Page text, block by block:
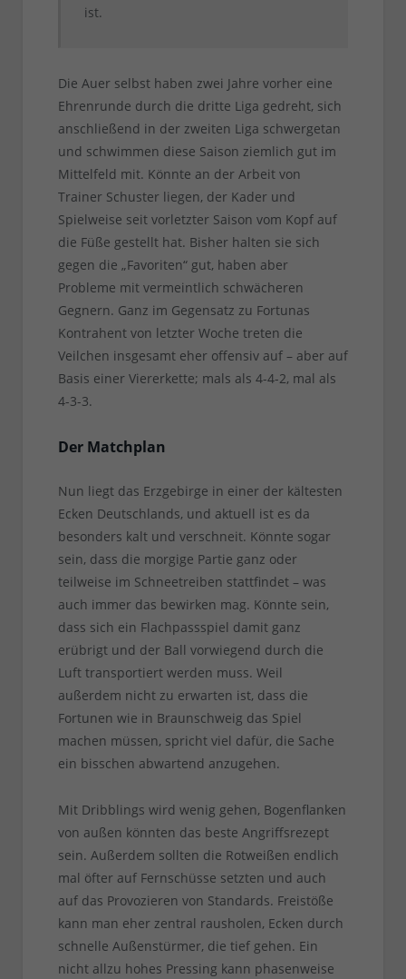
ist.
Die Auer selbst haben zwei Jahre vorher eine
Ehrenrunde durch die dritte Liga gedreht, sich
anschließend in der zweiten Liga schwergetan
und schwimmen diese Saison ziemlich gut im
Mittelfeld mit. Könnte an der Arbeit von
Trainer Schuster liegen, der Kader und
Spielweise seit vorletzter Saison vom Kopf auf
die Füße gestellt hat. Bisher halten sie sich
gegen die „Favoriten“ gut, haben aber
Probleme mit vermeintlich schwächeren
Gegnern. Ganz im Gegensatz zu Fortunas
Kontrahent von letzter Woche treten die
Veilchen insgesamt eher offensiv auf – aber auf
Basis einer Viererkette; mals als 4-4-2, mal als
4-3-3.
Der Matchplan
Nun liegt das Erzgebirge in einer der kältesten
Ecken Deutschlands, und aktuell ist es da
besonders kalt und verschneit. Könnte sogar
sein, dass die morgige Partie ganz oder
teilweise im Schneetreiben stattfindet – was
auch immer das bewirken mag. Könnte sein,
dass sich ein Flachpassspiel damit ganz
erübrigt und der Ball vorwiegend durch die
Luft transportiert werden muss. Weil
außerdem nicht zu erwarten ist, dass die
Fortunen wie in Braunschweig das Spiel
machen müssen, spricht viel dafür, die Sache
ein bisschen abwartend anzugehen.
Mit Dribblings wird wenig gehen, Bogenflanken
von außen könnten das beste Angriffsrezept
sein. Außerdem sollten die Rotweißen endlich
mal öfter auf Fernschüsse setzten und auch
auf das Provozieren von Standards. Freistöße
kann man eher zentral rausholen, Ecken durch
schnelle Außenstürmer, die tief gehen. Ein
nicht allzu hohes Pressing kann phasenweise